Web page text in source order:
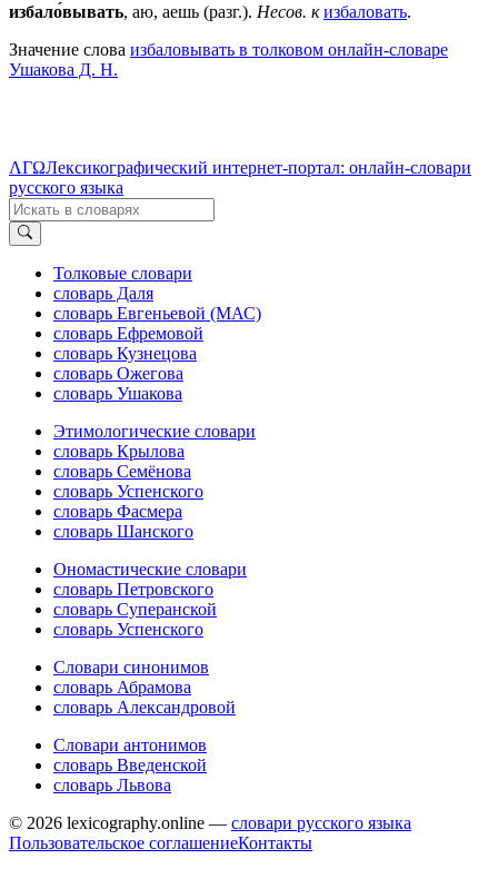
избало́вывать, аю, аешь (разг.). Несов. к избаловать.
Значение слова избаловывать в толковом онлайн-словаре
Ушакова Д. Н.
ΛΓΩЛексикографический интернет-портал: онлайн-словари
русского языка
Толковые словари
словарь Даля
словарь Евгеньевой (МАС)
словарь Ефремовой
словарь Кузнецова
словарь Ожегова
словарь Ушакова
Этимологические словари
словарь Крылова
словарь Семёнова
словарь Успенского
словарь Фасмера
словарь Шанского
Ономастические словари
словарь Петровского
словарь Суперанской
словарь Успенского
Словари синонимов
словарь Абрамова
словарь Александровой
Словари антонимов
словарь Введенской
словарь Львова
© 2026 lexicography.online — словари русского языка
Пользовательское соглашениеКонтакты